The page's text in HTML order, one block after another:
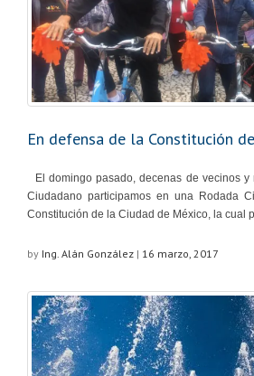
En defensa de la Constitución
El domingo pasado, decenas de vecinos y
Ciudadano participamos en una Rodada
Constitución de la Ciudad de México, la cual
by Ing. Alán González | 16 marzo, 2017